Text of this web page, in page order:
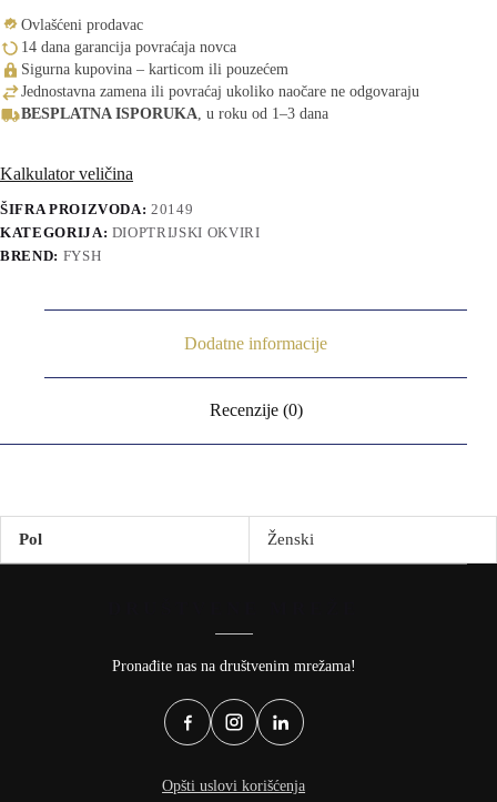
Ovlašćeni prodavac
14 dana garancija povraćaja novca
Sigurna kupovina – karticom ili pouzećem
Jednostavna zamena ili povraćaj ukoliko naočare ne odgovaraju
BESPLATNA ISPORUKA, u roku od 1–3 dana
Kalkulator veličina
ŠIFRA PROIZVODA:20149
KATEGORIJA: DIOPTRIJSKI OKVIRI
BREND: FYSH
Dodatne informacije
Recenzije (0)
Pol Ženski
Pronađite nas na društvenim mrežama!
Opšti uslovi korišćenja